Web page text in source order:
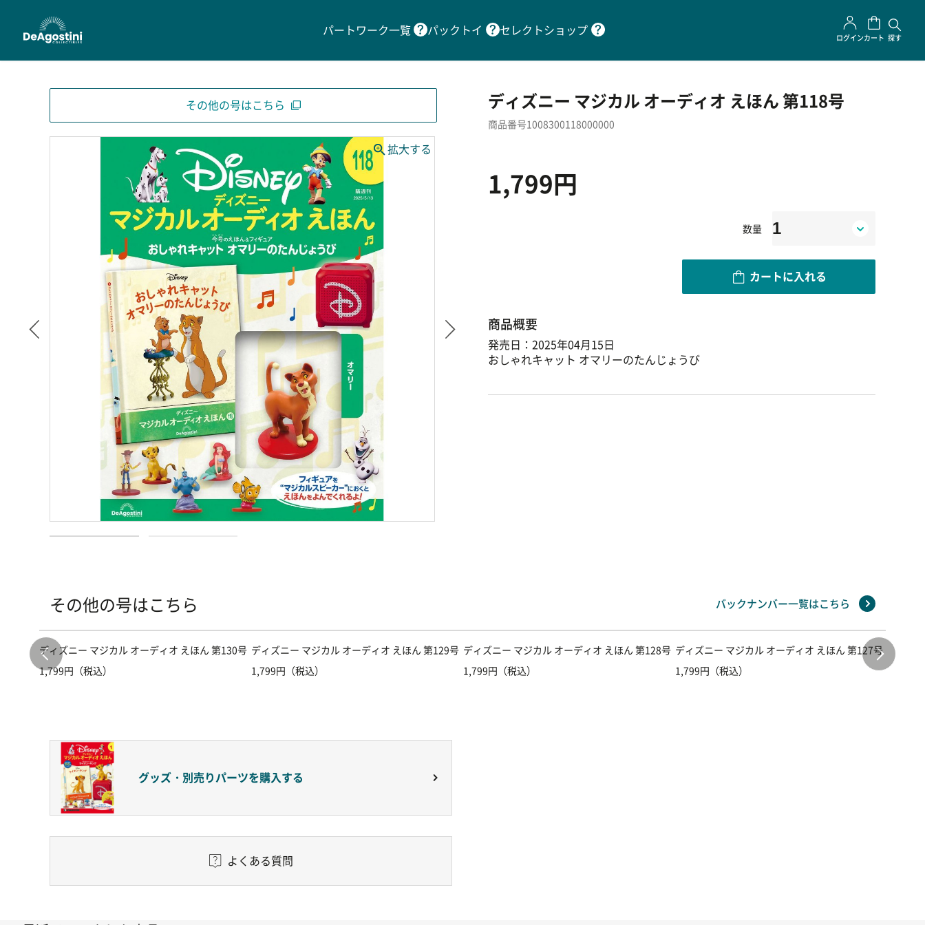
パートワーク一覧 パックトイ セレクトショップ ログインカート 探す
その他の号はこちら ディズニー マジカル オーディオ えほん 第118号
商品番号1008300118000000
1,799円
数量
カートに入れる
商品概要
発売日：2025年04月15日
おしゃれキャット オマリーのたんじょうび
その他の号はこちら
101号 ディズニー マジカル オーディオ えほん 第130号
1,799円（税込）
ディズニー マジカル オーディオ えほん 第129号
1,799円（税込）
ディズニー マジカル オーディオ えほん 第128号
1,799円（税込）
ディズニー マジカル オーディオ えほん 第127号
1,799円（税込）
ディズ
1,799円
バックナンバー一覧はこちら
グッズ・別売りパーツを購入する
よくある質問